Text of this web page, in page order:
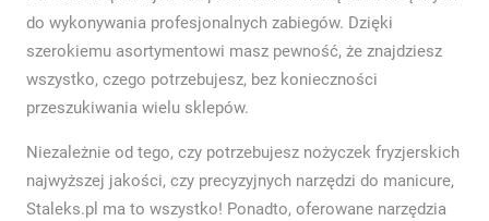
do wykonywania profesjonalnych zabiegów. Dzięki
szerokiemu asortymentowi masz pewność, że znajdziesz
wszystko, czego potrzebujesz, bez konieczności
przeszukiwania wielu sklepów.
Niezależnie od tego, czy potrzebujesz nożyczek fryzjerskich
najwyższej jakości, czy precyzyjnych narzędzi do manicure,
Staleks.pl ma to wszystko! Ponadto, oferowane narzędzia